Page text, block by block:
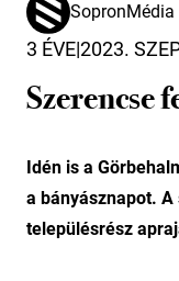
SopronMédia
3 ÉVE|2023.
Szerencse
Idén is a
a bányásznapot.
településrész